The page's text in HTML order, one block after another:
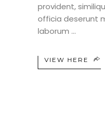
provident,
officia deserunt
laborum
VIEW HERE